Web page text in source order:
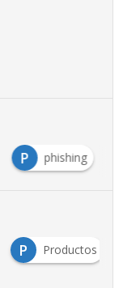
P phishing
P Productos